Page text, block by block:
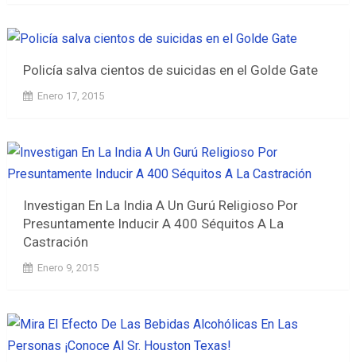
Policía salva cientos de suicidas en el Golde Gate
Enero 17, 2015
Investigan En La India A Un Gurú Religioso Por
Presuntamente Inducir A 400 Séquitos A La
Castración
Enero 9, 2015